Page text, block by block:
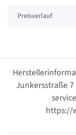
Preisverlauf
Junkersstraße
https://